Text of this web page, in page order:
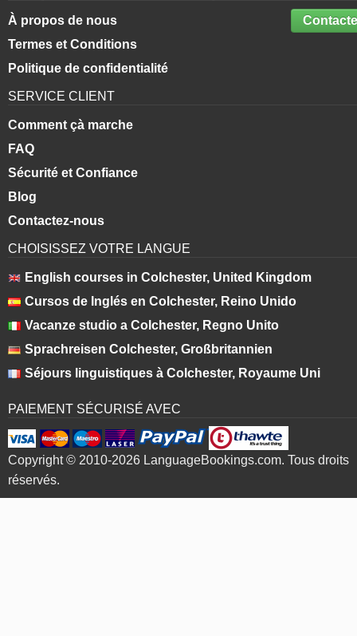
À propos de nous
Termes et Conditions
Politique de confidentialité
SERVICE CLIENT
Comment çà marche
FAQ
Sécurité et Confiance
Blog
Contactez-nous
CHOISISSEZ VOTRE LANGUE
English courses in Colchester, United Kingdom
Cursos de Inglés en Colchester, Reino Unido
Vacanze studio a Colchester, Regno Unito
Sprachreisen Colchester, Großbritannien
Séjours linguistiques à Colchester, Royaume Uni
PAIEMENT SÉCURISÉ AVEC
Copyright © 2010-2026 LanguageBookings.com. Tous droits
réservés.